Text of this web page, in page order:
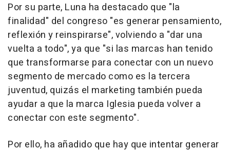
Por su parte, Luna ha destacado que "la
finalidad" del congreso "es generar pensamiento,
reflexión y reinspirarse", volviendo a "dar una
vuelta a todo", ya que "si las marcas han tenido
que transformarse para conectar con un nuevo
segmento de mercado como es la tercera
juventud, quizás el marketing también pueda
ayudar a que la marca Iglesia pueda volver a
conectar con este segmento".
Por ello, ha añadido que hay que intentar generar